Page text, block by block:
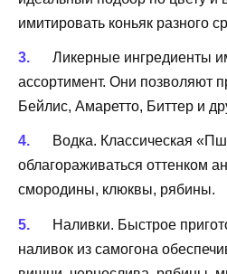
имитировать коньяк разного
Ликерные ингредиенты
ассортимент. Они позволяют
Бейлис, Амаретто, Биттер и
Водка. Классическая
облагораживаться оттенком
смородины, клюквы, рябины.
Наливки. Быстрое
наливок из самогона